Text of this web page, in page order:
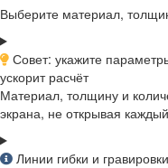
Выберите материал,
Совет: укажите
ускорит расчёт
Материал, толщину и
экрана, не открывая
Линии гибки и гравировки